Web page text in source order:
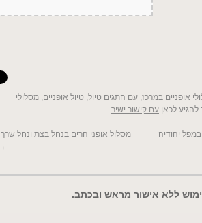
אופניים במרכז, עם התגים טיול, טיול אופניים, מסלולי
לכאן עם קישור ישיר.
יהודיה
מסלול אופני הרים בנחל בצת ונחל שרך
←
ללא אישור מראש ובכתב.